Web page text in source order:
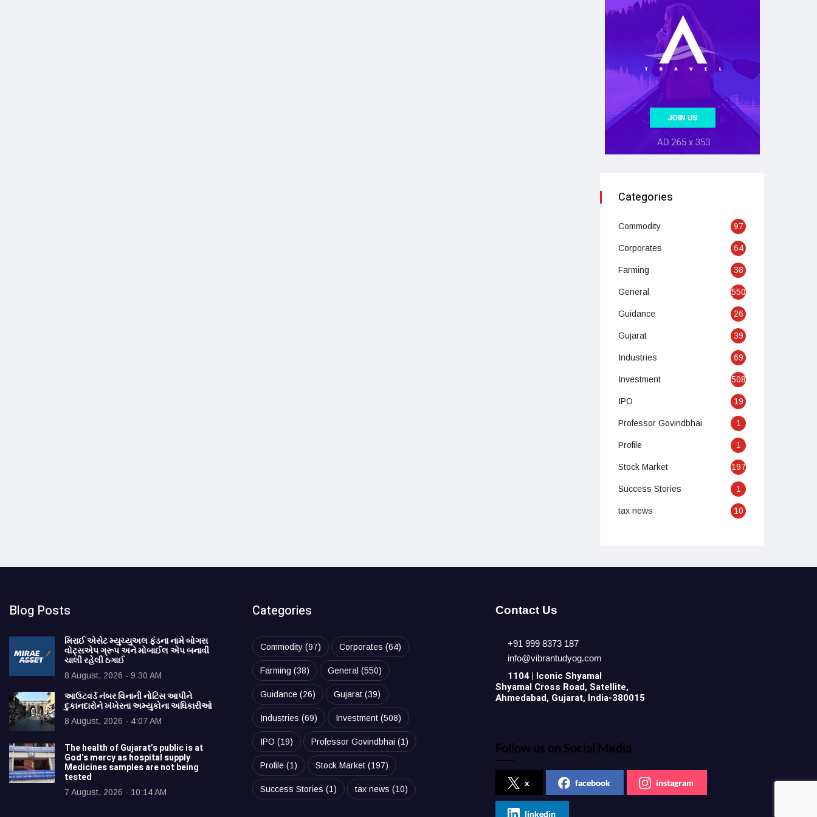
Categories
Commodity 97
Corporates 64
Farming 38
General 550
Guidance 26
Gujarat 39
Industries 69
Investment 508
IPO 19
Professor Govindbhai 1
Profile 1
Stock Market 197
Success Stories 1
tax news 10
Blog Posts
મિરાઈ એસેટ મ્યુચ્યુઅલ ફંડના નામે બોગસ
વોટ્સએપ ગ્રૂપ અને મોબાઈલ એપ બનાવી
ચાલી રહેલી ઠગાઈ
8 August, 2026 - 9:30 AM
આઉટવર્ડ નંબર વિનાની નોટિસ આપીને
દુકાનદારોને ખંખેરતા અમ્યુકોના અધિકારીઓ
8 August, 2026 - 4:07 AM
The health of Gujarat’s public is at
God’s mercy as hospital supply
Medicines samples are not being
tested
7 August, 2026 - 10:14 AM
Categories
Commodity(97) Corporates (64)
Farming (38) General (550)
Guidance(26) Gujarat(39)
Industries (69) Investment(508)
IPO (19) Professor Govindbhai (1)
Profile(1) Stock Market(197)
Success Stories (1) tax news (10)
Contact Us
+91 999 8373 187
info@vibrantudyog.com
1104 | Iconic Shyamal
Shyamal Cross Road, Satellite,
Ahmedabad, Gujarat, India-380015
Follow us on Social Media
x facebook instagram
linkedin